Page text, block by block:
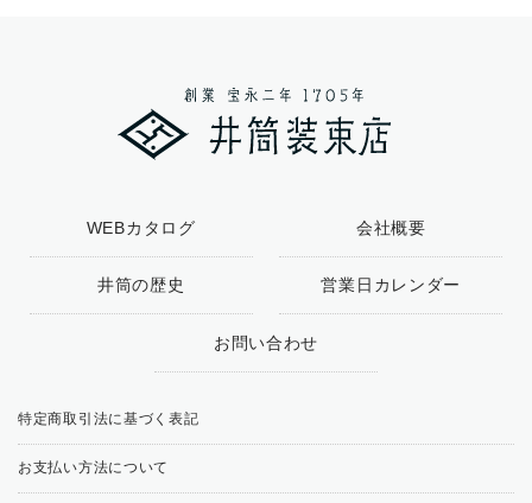
WEBカタログ 会社概要
井筒の歴史 営業日カレンダー
お問い合わせ
特定商取引法に基づく表記
お支払い方法について